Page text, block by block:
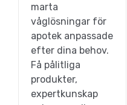
marta
våglösningar för
apotek anpassade
efter dina behov.
Få pålitliga
produkter,
expertkunskap